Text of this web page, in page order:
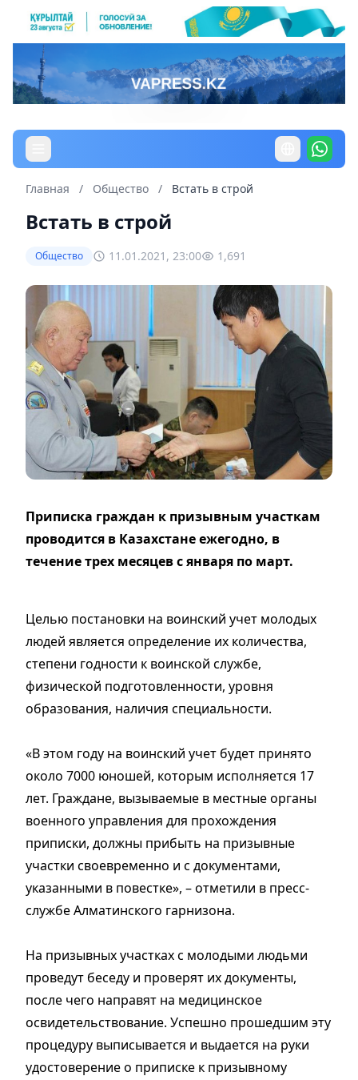
Главная / Общество / Встать в строй
Встать в строй
Общество 11.01.2021, 23:00 1,691
Приписка граждан к призывным участкам
проводится в Казахстане ежегодно, в
течение трех месяцев с января по март.
Целью постановки на воинский учет молодых
людей является определение их количества,
степени годности к воинской службе,
физической подготовленности, уровня
образования, наличия специальности.
«В этом году на воинский учет будет принято
около 7000 юношей, которым исполняется 17
лет. Граждане, вызываемые в местные органы
военного управления для прохождения
приписки, должны прибыть на призывные
участки своевременно и с документами,
указанными в повестке», – отметили в пресс-
службе Алматинского гарнизона.
На призывных участках с молодыми людьми
проведут беседу и проверят их документы,
после чего направят на медицинское
освидетельствование. Успешно прошедшим эту
процедуру выписывается и выдается на руки
удостоверение о приписке к призывному